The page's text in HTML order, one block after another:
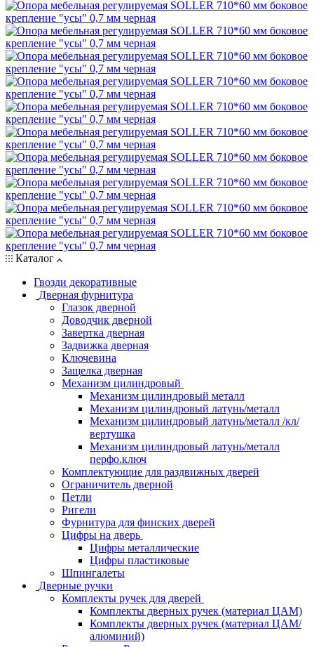
Каталог
Гвозди декоративные
Дверная фурнитура
Глазок дверной
Доводчик дверной
Завертка дверная
Задвижка дверная
Ключевина
Защелка дверная
Механизм цилиндровый
Механизм цилиндровый металл
Механизм цилиндровый латунь/металл
Механизм цилиндровый латунь/металл /кл/
вертушка
Механизм цилиндровый латунь/металл
перфо.ключ
Комплектующие для раздвижных дверей
Ограничитель дверной
Петли
Ригели
Фурнитура для финских дверей
Цифры на дверь
Цифры металлические
Цифры пластиковые
Шпингалеты
Дверные ручки
Комплекты ручек для дверей
Комплекты дверных ручек (материал ЦАМ)
Комплекты дверных ручек (материал ЦАМ/
алюминий)